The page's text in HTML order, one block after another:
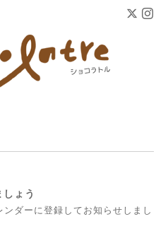
ょう
ダーに登録してお知らせしまし